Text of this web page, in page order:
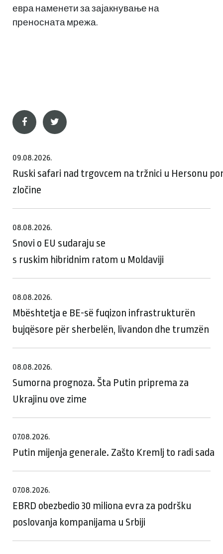
евра наменети за зајакнување на
преносната мрежа.
09.08.2026.
Ruski safari nad trgovcem na tržnici u Hersonu
zločine
08.08.2026.
Snovi o EU sudaraju se
s ruskim hibridnim ratom u Moldaviji
08.08.2026.
Mbështetja e BE-së fuqizon infrastrukturën
bujqësore për sherbelën, livandon dhe trumzën
08.08.2026.
Sumorna prognoza. Šta Putin priprema za
Ukrajinu ove zime
07.08.2026.
Putin mijenja generale. Zašto Kremlj to radi sada
07.08.2026.
EBRD obezbedio 30 miliona evra za podršku
poslovanja kompanijama u Srbiji